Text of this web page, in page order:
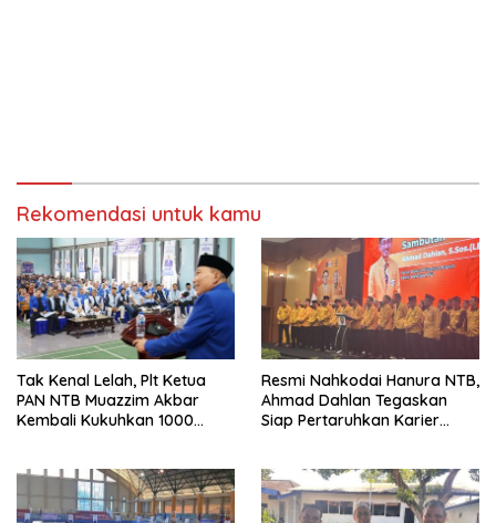
Rekomendasi untuk kamu
Tak Kenal Lelah, Plt Ketua
PAN NTB Muazzim Akbar
Kembali Kukuhkan 1000
Resmi Nahkodai Hanura NTB,
Ahmad Dahlan Tegaskan
Siap Pertaruhkan Karier